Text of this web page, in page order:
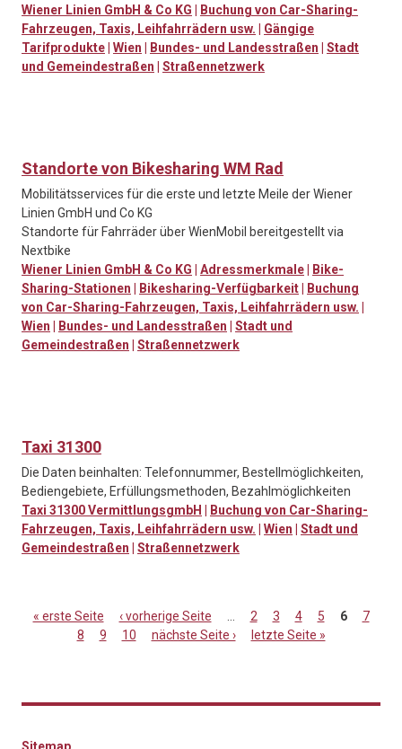
Wiener Linien GmbH & Co KG
Buchung von Car-Sharing-
Fahrzeugen, Taxis, Leihfahrrädern usw.
Gängige
Tarifprodukte Wien Bundes- und Landesstraßen
Stadt
und Gemeindestraßen
Straßennetzwerk
Standorte von Bikesharing WM Rad
Mobilitätsservices für die erste und letzte Meile der Wiener
Linien GmbH und Co KG
Standorte für Fahrräder über WienMobil bereitgestellt via
Nextbike
Wiener Linien GmbH & Co KG
Adressmerkmale
Bike-
Sharing-Stationen
Bikesharing-Verfügbarkeit
Buchung
von Car-Sharing-Fahrzeugen, Taxis, Leihfahrrädern usw.
Wien
Bundes- und Landesstraßen
Stadt und
Gemeindestraßen
Straßennetzwerk
Taxi 31300
Die Daten beinhalten: Telefonnummer, Bestellmöglichkeiten,
Bediengebiete, Erfüllungsmethoden, Bezahlmöglichkeiten
Taxi 31300 VermittlungsgmbH
Buchung von Car-Sharing-
Fahrzeugen, Taxis, Leihfahrrädern usw.
Wien
Stadt und
Gemeindestraßen
Straßennetzwerk
« erste Seite ‹ vorherige Seite 2 3 4 5 6
7
8
9 10 nächste Seite › letzte Seite »